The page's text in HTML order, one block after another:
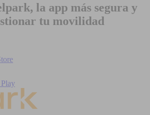
la app más segura y
tu movilidad